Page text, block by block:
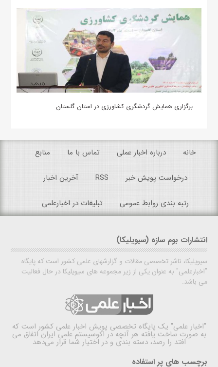
برگزاری همایش گردشگری کشاورزی در استان گلستان
خانه درباره اخبار عملی تماس با ما منابع
درخواست پویش خبر RSS آخرین اخبار
رتبه بندی روابط عمومی تبلیغات در اخبارعلمی
انتشارات بوم سازه (سیویلیکا)
سیویلیکا، ناشر تخصصی مقالات و گزارشهای علمی کشور است که پایگاه
"اخبارعلمی" به عنوان یکی از زیر مجموعه های سیویلیکا در حال فعالیت
می باشد.
"اخبار علمی" یک پایگاه تخصصی پویش اخبار علمی کشور است که
به صورت ساخت یافته هر آنچه در اکوسیستم علمی ایران اتفاق می
افتد را رصد، دسته بندی و در اختیار شما قرار می‌دهد
برچسب های پر استفاده